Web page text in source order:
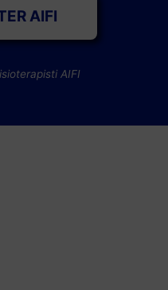
AIFI
AIFI